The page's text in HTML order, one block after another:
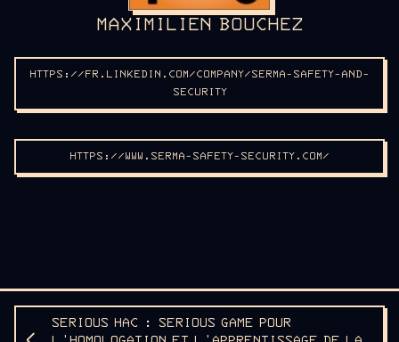
MAXIMILIEN BOUCHEZ
HTTPS://FR.LINKEDIN.COM/COMPANY/SERMA-SAFETY-AND-
SECURITY
HTTPS://WWW.SERMA-SAFETY-SECURITY.COM/
SERIOUS HAC : SERIOUS GAME POUR